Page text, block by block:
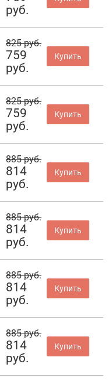
руб.
825 руб.
759
руб.
Купить
825 руб.
759
руб.
Купить
885 руб.
814
руб.
Купить
885 руб.
814
руб.
Купить
885 руб.
814
руб.
Купить
885 руб.
814
руб.
Купить